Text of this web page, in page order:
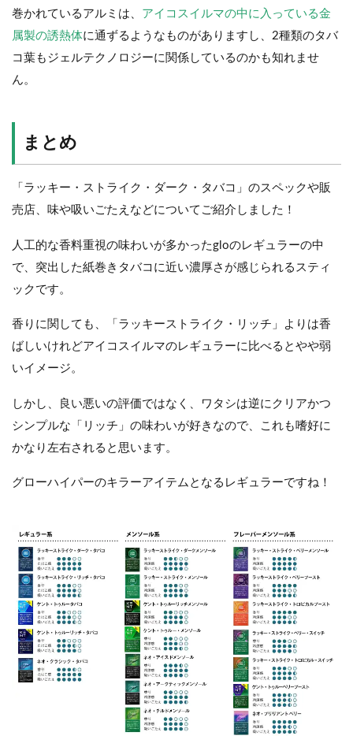
巻かれているアルミは、 アイコスイルマの中に入っている金
属製の誘熱体に通ずるようなものがありますし、2種類のタバ
コ葉もジェルテクノロジーに関係しているのかも知れませ
ん。
まとめ
「ラッキー・ストライク・ダーク・タバコ」のスペックや販
売店、味や吸いごたえなどについてご紹介しました！
人工的な香料重視の味わいが多かったgloのレギュラーの中
で、突出した紙巻きタバコに近い濃厚さが感じられるスティ
ックです。
香りに関しても、「ラッキーストライク・リッチ」よりは香
ばしいけれどアイコスイルマのレギュラーに比べるとやや弱
いイメージ。
しかし、良い悪いの評価ではなく、ワタシは逆にクリアかつ
シンプルな「リッチ」の味わいが好きなので、これも嗜好に
かなり左右されると思います。
グローハイパーのキラーアイテムとなるレギュラーですね！